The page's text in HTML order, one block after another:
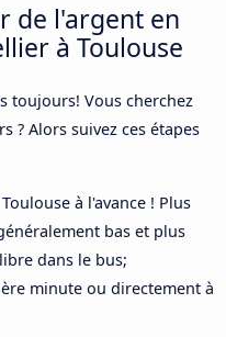
de l'argent en
à Toulouse
toujours! Vous cherchez
? Alors suivez ces étapes
à l'avance ! Plus
bas et plus
dans le bus;
minute ou directement à